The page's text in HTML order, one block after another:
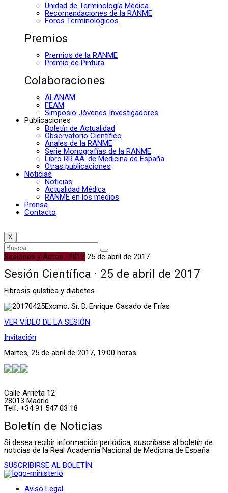
Unidad de Terminología Médica
Recomendaciones de la RANME
Foros Terminológicos
Premios
Premios de la RANME
Premio de Pintura
Colaboraciones
ALANAM
FEAM
Simposio Jóvenes Investigadores
Publicaciones
Boletín de Actualidad
Observatorio Científico
Anales de la RANME
Serie Monografías de la RANME
Libro RR.AA. de Medicina de España
Otras publicaciones
Noticias
Noticias
Actualidad Médica
RANME en los medios
Prensa
Contacto
X
Sesiones y Actos · 2017 25 de abril de 2017
Sesión Científica · 25 de abril de 2017
Fibrosis quística y diabetes
Excmo. Sr. D. Enrique Casado de Frías
VER VÍDEO DE LA SESIÓN
Invitación
Martes, 25 de abril de 2017, 19:00 horas.
Calle Arrieta 12
28013 Madrid
Telf. +34 91 547 03 18
Boletín de Noticias
Si desea recibir información periódica, suscríbase al boletín de
noticias de la Real Academia Nacional de Medicina de España
SUSCRIBIRSE AL BOLETÍN
Aviso Legal